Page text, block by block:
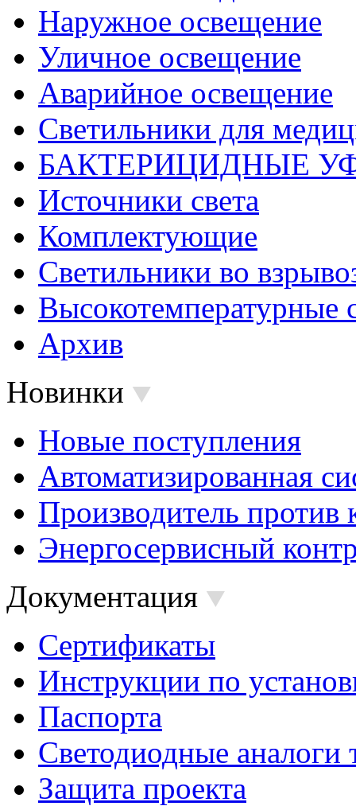
Наружное освещение
Уличное освещение
Аварийное освещение
Светильники для
БАКТЕРИЦИДНЫЕ
Источники света
Комплектующие
Светильники во
Высокотемпературные
Архив
Новинки
Новые поступления
Автоматизированная
Производитель против
Энергосервисный
Документация
Сертификаты
Инструкции по
Паспорта
Светодиодные аналоги
Защита проекта